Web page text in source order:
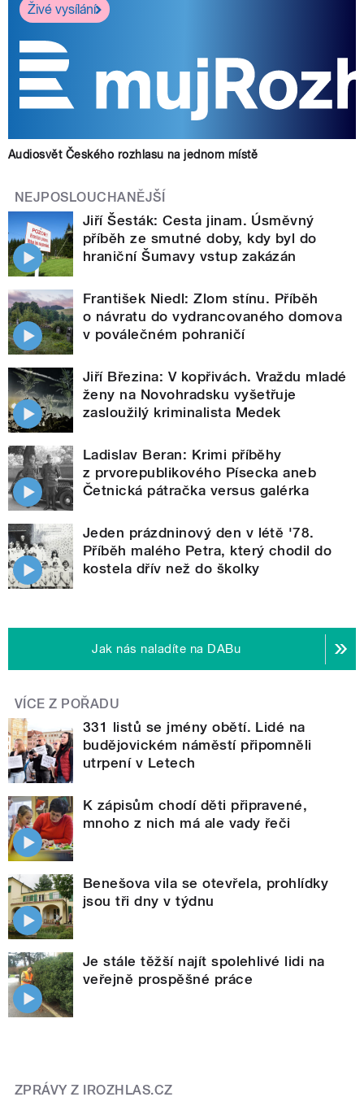
Živé vysílání
Audiosvět Českého rozhlasu na jednom místě
NEJPOSLOUCHANĚJŠÍ
Jiří Šesták: Cesta jinam. Úsměvný
příběh ze smutné doby, kdy byl do
hraniční Šumavy vstup zakázán
František Niedl: Zlom stínu. Příběh
o návratu do vydrancovaného domova
v poválečném pohraničí
Jiří Březina: V kopřivách. Vraždu mladé
ženy na Novohradsku vyšetřuje
zasloužilý kriminalista Medek
Ladislav Beran: Krimi příběhy
z prvorepublikového Písecka aneb
Četnická pátračka versus galérka
Jeden prázdninový den v létě '78.
Příběh malého Petra, který chodil do
kostela dřív než do školky
Jak nás naladíte na DABu
VÍCE Z POŘADU
331 listů se jmény obětí. Lidé na
budějovickém náměstí připomněli
utrpení v Letech
K zápisům chodí děti připravené,
mnoho z nich má ale vady řeči
Benešova vila se otevřela, prohlídky
jsou tři dny v týdnu
Je stále těžší najít spolehlivé lidi na
veřejně prospěšné práce
ZPRÁVY Z IROZHLAS.CZ